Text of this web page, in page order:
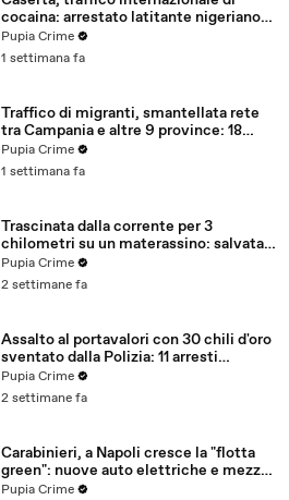
cocaina: arrestato latitante nigeriano
ricercato dal 2019 (28.07.26)
Pupia Crime
1 settimana fa
Traffico di migranti, smantellata rete
tra Campania e altre 9 province: 18
arresti (27.07.26)
Pupia Crime
1 settimana fa
Trascinata dalla corrente per 3
chilometri su un materassino: salvata
dalla Polizia (25.07.26)
Pupia Crime
2 settimane fa
Assalto al portavalori con 30 chili d'oro
sventato dalla Polizia: 11 arresti
(25.07.26)
Pupia Crime
2 settimane fa
Carabinieri, a Napoli cresce la "flotta
green": nuove auto elettriche e mezzi
sostenibili anche sulle isole (25.07.26)
Pupia Crime